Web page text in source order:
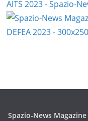
Spazio-News Magazine